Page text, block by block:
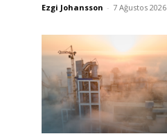
Ezgi Johansson - 7 Ağustos 2026